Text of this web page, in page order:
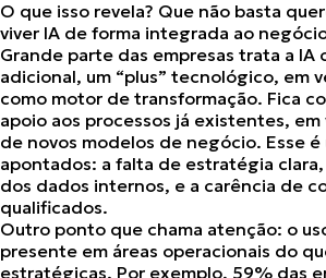
O que isso revela? Que não basta
viver IA de forma integrada ao
Grande parte das empresas trata a IA
adicional, um “plus” tecnológico, em
como motor de transformação. Fica
apoio aos processos já existentes,
de novos modelos de negócio. Esse é
apontados: a falta de estratégia
dos dados internos, e a carência de
qualificados.
Outro ponto que chama atenção: o
presente em áreas operacionais do
estratégicas. Por exemplo, 59% das